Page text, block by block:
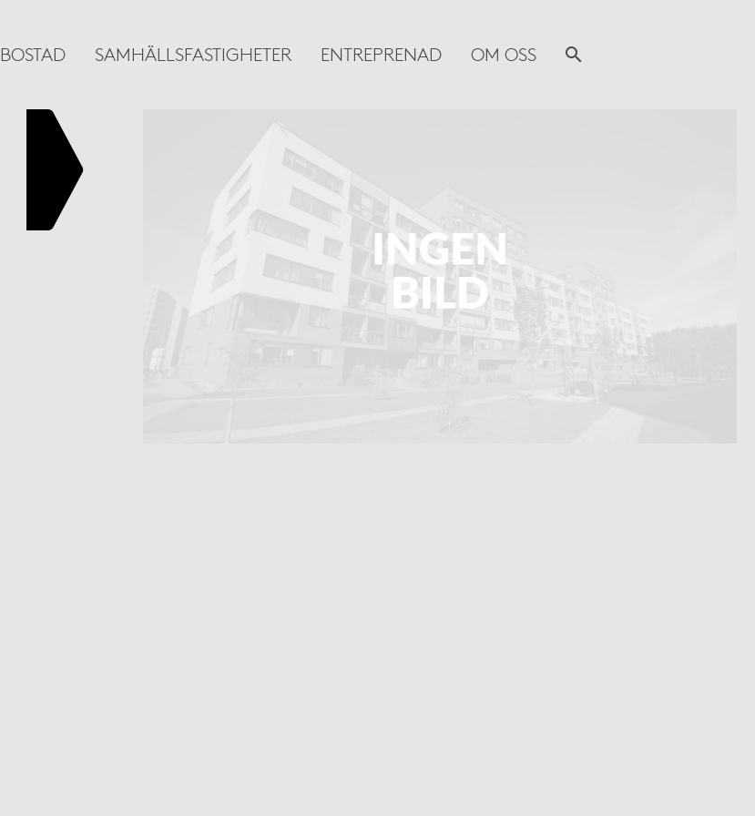
BOSTAD SAMHÄLLSFASTIGHETER ENTREPRENAD OM OSS